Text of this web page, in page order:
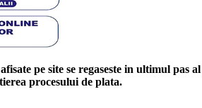
pe site se regaseste in ultimul pas al
procesului de plata.